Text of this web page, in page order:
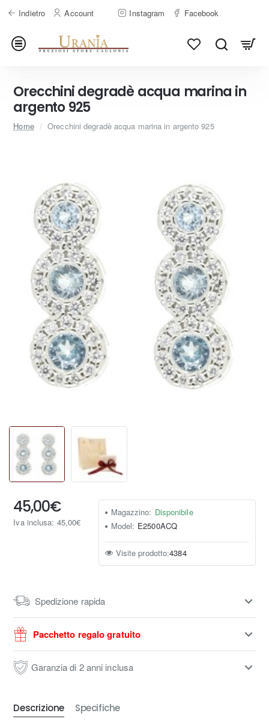
Indietro Account Instagram Facebook
Orecchini degradè acqua marina in
argento 925
HomehomeOrecchini degradè acqua marina in argento 925
45,00€
Iva inclusa: 45,00€
Magazzino: Disponibile
Model: E2500ACQ
Visite prodotto:4384
Spedizione rapida
Pacchetto regalo gratuito
Garanzia di 2 anni inclusa
Descrizione Specifiche